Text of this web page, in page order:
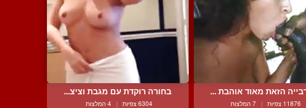
הזאת מאוד אוהבת ...
11876 צפיות | 7 המלצות
בחורה רוקדת עם מגבת וציצ...
6304 צפיות | 4 המלצות